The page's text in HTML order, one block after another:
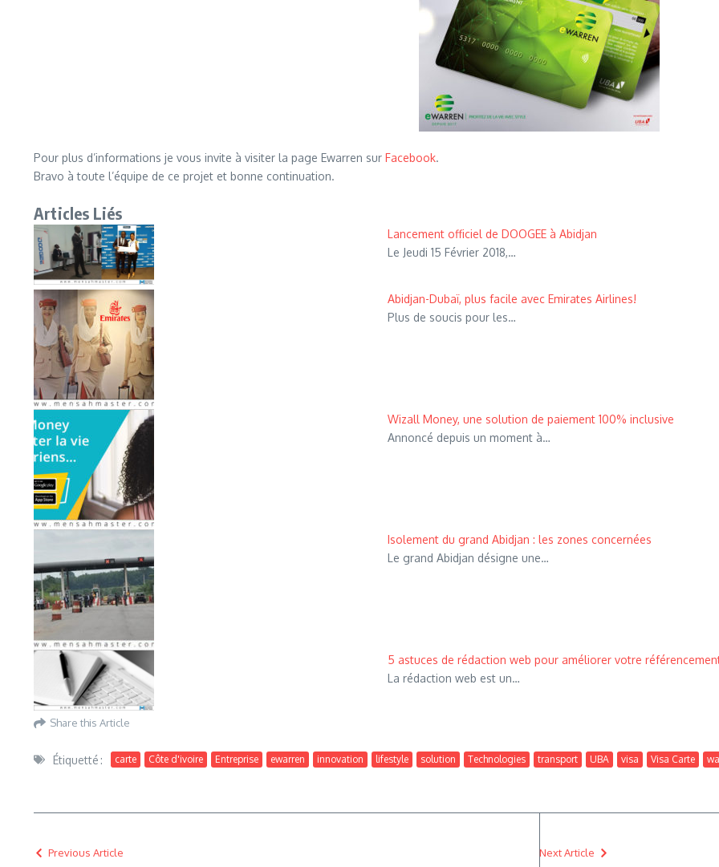
Pour plus d’informations je vous invite à visiter la page Ewarren sur Facebook.
Bravo à toute l’équipe de ce projet et bonne continuation.
Articles Liés
Lancement officiel de DOOGEE à Abidjan
Le Jeudi 15 Février 2018,…
Abidjan-Dubaï, plus facile avec Emirates Airlines!
Plus de soucis pour les…
Wizall Money, une solution de paiement 100% inclusive
Annoncé depuis un moment à…
Isolement du grand Abidjan : les zones concernées
Le grand Abidjan désigne une…
5 astuces de rédaction web pour améliorer votre
La rédaction web est un…
Share this Article
Étiquetté : carte Côte d'ivoire Entreprise ewarren innovation lifestyle solution Technologies transport UBA visa Visa Carte
Previous Article Next Article